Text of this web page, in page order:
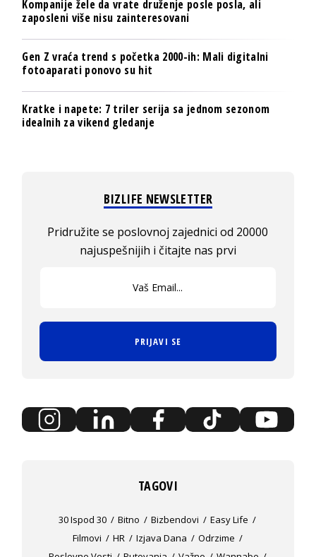
Kompanije žele da vrate druženje posle posla, ali
zaposleni više nisu zainteresovani
Gen Z vraća trend s početka 2000-ih: Mali digitalni
fotoaparati ponovo su hit
Kratke i napete: 7 triler serija sa jednom sezonom
idealnih za vikend gledanje
BIZLIFE NEWSLETTER
Pridružite se poslovnoj zajednici od 20000
najuspešnijih i čitajte nas prvi
PRIJAVI SE
TAGOVI
30 Ispod 30 Bitno Bizbendovi
Easy Life
Filmovi
HR Izjava Dana
Odrzime